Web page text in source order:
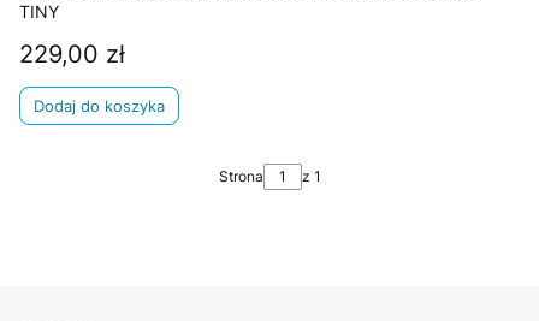
TINY
Cena
229,00 zł
Dodaj do koszyka
Strona z 1